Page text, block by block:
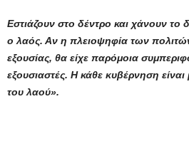
Εστιάζουν στο δέντρο και χάνουν το
ο λαός. Αν η πλειοψηφία των
εξουσίας, θα είχε παρόμοια
εξουσιαστές. Η κάθε κυβέρνηση είναι
του λαού».